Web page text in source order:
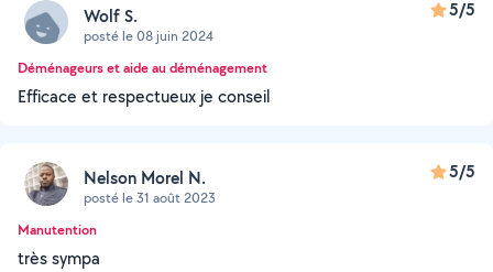
Wolf S.
posté le 08 juin 2024
5/5
Déménageurs et aide au déménagement
Efficace et respectueux je conseil
Nelson Morel N.
posté le 31 août 2023
5/5
Manutention
très sympa